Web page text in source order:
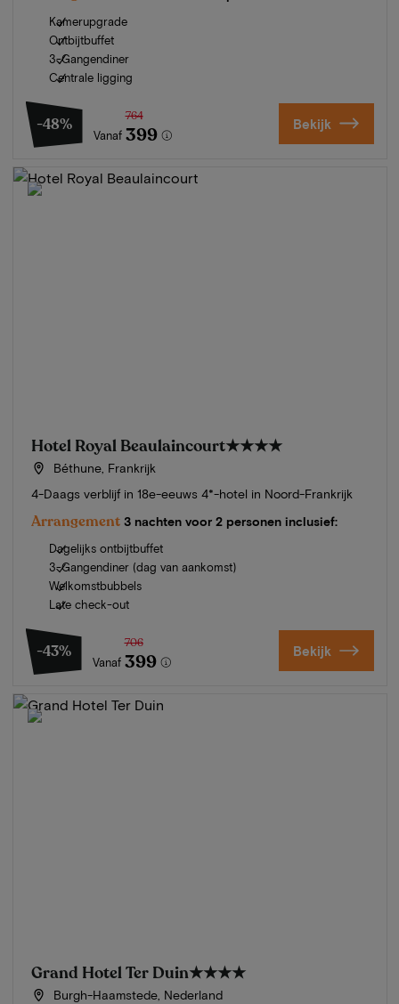
Kamerupgrade
Ontbijtbuffet
3-Gangendiner
Centrale ligging
-48%
Vanaf
764
399 Bekijk
Hotel Royal Beaulaincourt★★★★
Béthune, Frankrijk
4-Daags verblijf in 18e-eeuws 4*-hotel in Noord-Frankrijk
Arrangement 3 nachten voor 2 personen inclusief:
Dagelijks ontbijtbuffet
3-Gangendiner (dag van aankomst)
Welkomstbubbels
Late check-out
-43%
Vanaf
706
399 Bekijk
Grand Hotel Ter Duin★★★★
Burgh-Haamstede, Nederland